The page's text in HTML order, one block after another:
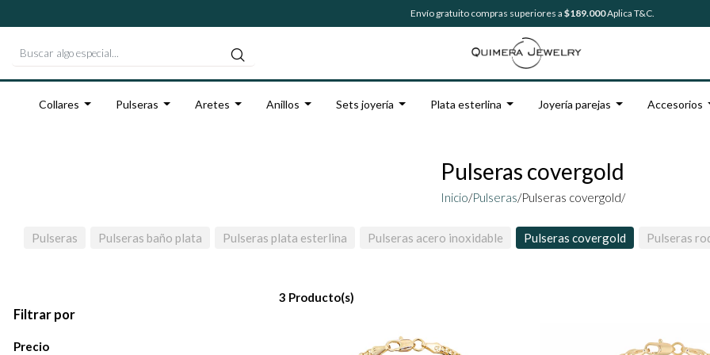
Envío gratuito compras superiores a $189.000Aplica T&C.
Collares Pulseras Aretes Anillos Sets joyería Plata esterlina Joyería parejas Accesorios
Pulseras covergold
Inicio/Pulseras/Pulseras covergold/
Pulseras Pulseras baño plata Pulseras plata esterlina Pulseras acero inoxidable Pulseras covergold Pulseras
Filtrar por
Precio
3 Producto(s)